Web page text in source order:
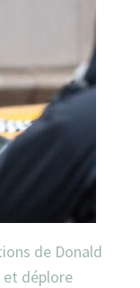
de Donald
et déplore